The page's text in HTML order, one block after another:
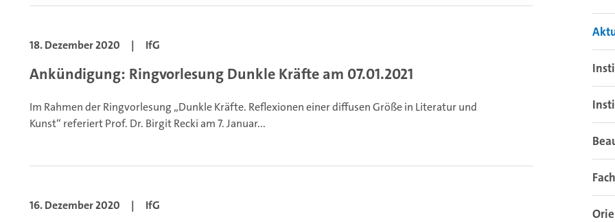
18. Dezember 2020 | IfG
Ankündigung: Ringvorlesung Dunkle Kräfte am 07.01.2021
Im Rahmen der Ringvorlesung „Dunkle Kräfte. Reflexionen einer diffusen Größe in Literatur und
Kunst“ referiert Prof. Dr. Birgit Recki am 7. Januar...
16. Dezember 2020 | IfG